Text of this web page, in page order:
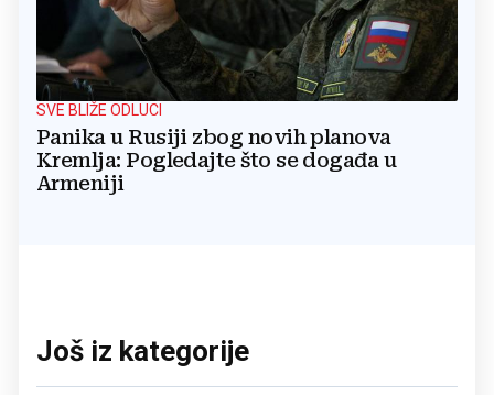
SVE BLIŽE ODLUCI
Panika u Rusiji zbog novih planova
Kremlja: Pogledajte što se događa u
Armeniji
Još iz kategorije